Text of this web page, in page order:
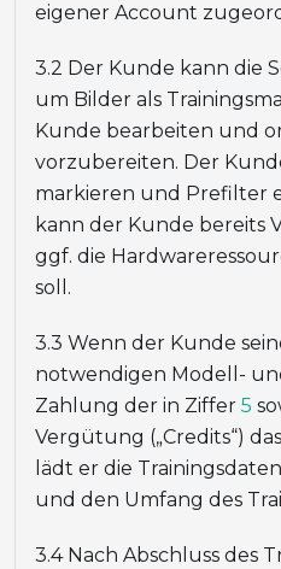
eigener Account
3.2 Der Kunde kann die
um Bilder als
Kunde bearbeiten und
vorzubereiten. Der
markieren und Prefilter
kann der Kunde bereits
ggf. die
soll.
3.3 Wenn der Kunde
notwendigen Modell-
Zahlung der in Ziffer 5
Vergütung („Credits“)
lädt er die
und den Umfang des
3.4 Nach Abschluss des